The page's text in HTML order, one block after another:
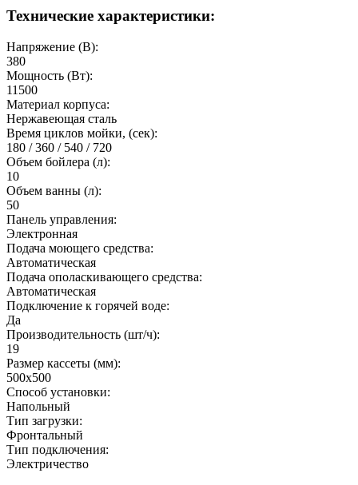
Технические характеристики:
Напряжение (В):
380
Мощность (Вт):
11500
Материал корпуса:
Нержавеющая сталь
Время циклов мойки, (сек):
180 / 360 / 540 / 720
Объем бойлера (л):
10
Объем ванны (л):
50
Панель управления:
Электронная
Подача моющего средства:
Автоматическая
Подача ополаскивающего средства:
Автоматическая
Подключение к горячей воде:
Да
Производительность (шт/ч):
19
Размер кассеты (мм):
500х500
Способ установки:
Напольный
Тип загрузки:
Фронтальный
Тип подключения:
Электричество